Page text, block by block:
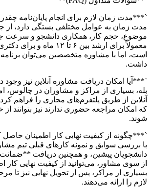
`***مدت زمان لازم برای انجام پایان‌نامه
مدت زمان به عوامل مختلفی بستگی دارد، از
موضوع، حجم کار، همکاری دانشجو و سرعت
است، اما با مشاوره متخصصین می‌توان
داشت.
`***آیا امکان دریافت مشاوره آنلاین نیز وجود
بله، بسیاری از مراکز و مشاوران در چالوس،
آنلاین از طریق پلتفرم‌های مجازی را فراهم
که امکان مراجعه حضوری ندارند نیز بتوانند
شوند.
`***چگونه از کیفیت نهایی کار اطمینان
با بررسی سوابق و نمونه کارهای قبلی تیم
دانشجویان پیشین، و همچنین دریافت
از سوی مشاور، می‌توانید از کیفیت نهایی کار
بسیاری از مراکز، پس از تحویل نهایی نیز تا
لازم را ارائه می‌دهند.